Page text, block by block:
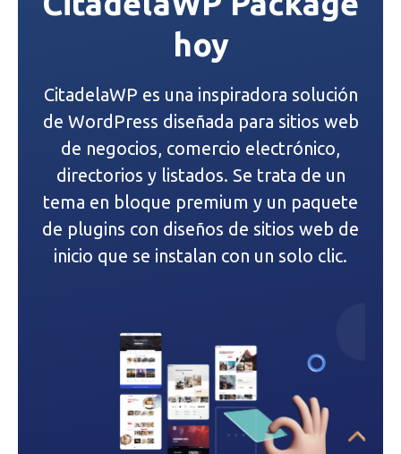
hoy
CitadelaWP es una inspiradora solución
de WordPress diseñada para sitios web
de negocios, comercio electrónico,
directorios y listados. Se trata de un
tema en bloque premium y un paquete
de plugins con diseños de sitios web de
inicio que se instalan con un solo clic.